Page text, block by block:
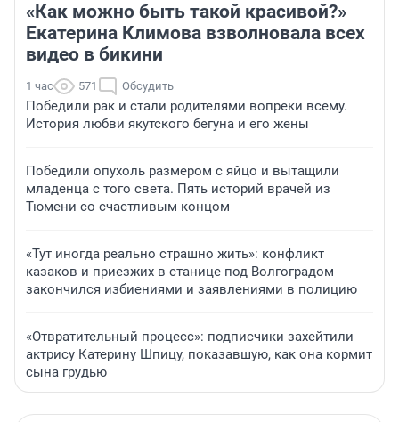
«Как можно быть такой красивой?»
Екатерина Климова взволновала всех
видео в бикини
1 час 571 Обсудить
Победили рак и стали родителями вопреки всему.
История любви якутского бегуна и его жены
Победили опухоль размером с яйцо и вытащили
младенца с того света. Пять историй врачей из
Тюмени со счастливым концом
«Тут иногда реально страшно жить»: конфликт
казаков и приезжих в станице под Волгоградом
закончился избиениями и заявлениями в полицию
«Отвратительный процесс»: подписчики захейтили
актрису Катерину Шпицу, показавшую, как она кормит
сына грудью